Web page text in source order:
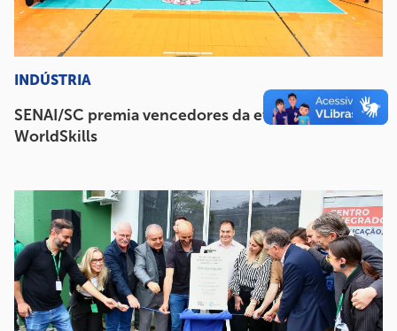
INDÚSTRIA
SENAI/SC premia vencedores da etapa estadual da
WorldSkills